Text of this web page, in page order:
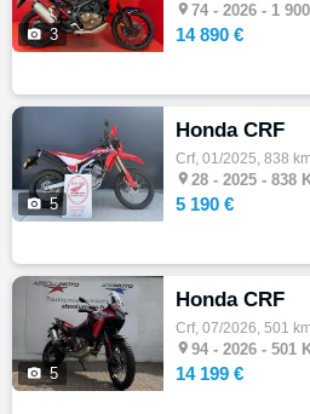
 3
 74 - 2026 - 1
14 890 €
 5
Honda CRF
 28 - 2025 - 838
5 190 €
 5
Honda CRF
 94 - 2026 - 501
14 199 €